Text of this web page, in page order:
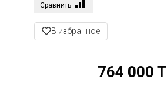
Сравнить
В избранное
764 000 T